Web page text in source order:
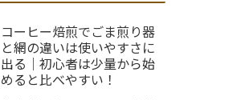
コーヒー焙煎でごま煎り器
と網の違いは使いやすさに
出る｜初心者は少量から始
めると比べやすい！